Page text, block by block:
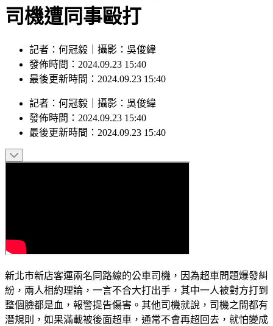
司機遭同事毆打
記者：何冠毅｜攝影：吳俊緯
發佈時間：2024.09.23 15:40
最後更新時間：2024.09.23 15:40
記者 ： 何冠毅 攝影 ： 吳俊緯
發佈時間： 2024.09.23 15:40
最後更新時間： 2024.09.23 15:40
新北市新店客運兩名同路線的公車司機，因為超車問題爆發糾
紛，兩人相約理論，一言不合大打出手，其中一人被對方打到
整個臉都是血，報警提告傷害。其他司機就說，司機之間都有
潛規則，如果滿載被後面超車，通常不會再超回去，就怕變成